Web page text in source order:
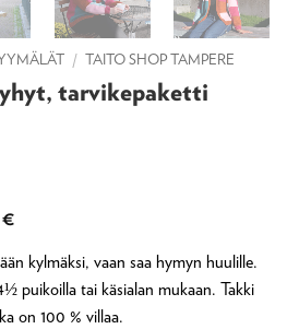
/ TAITO SHOP TAMPERE
tarvikepaketti
€
109,00 €
-
129,00 €
kylmäksi, vaan saa hymyn huulille.
puikoilla tai käsialan mukaan. Takki
on 100 % villaa.